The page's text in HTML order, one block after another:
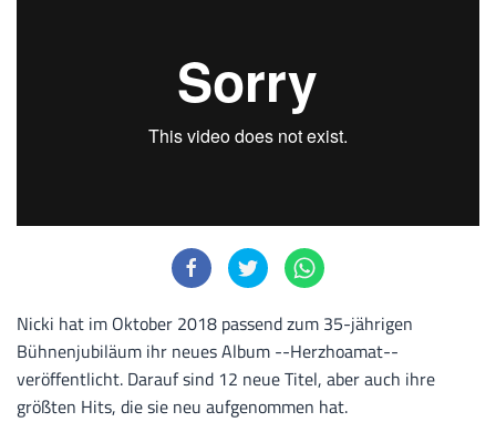
Nicki hat im Oktober 2018 passend zum 35-jährigen
Bühnenjubiläum ihr neues Album --Herzhoamat--
veröffentlicht. Darauf sind 12 neue Titel, aber auch ihre
größten Hits, die sie neu aufgenommen hat.